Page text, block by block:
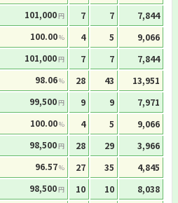
101,000円 7 7
7,844
100.00% 4 5
9,066
101,000円 7 7
7,844
98.06% 28 43
13,951
99,500円 9 9
7,971
100.00% 4 5
9,066
98,500円 28 29
3,966
96.57% 27 35
4,845
98,500円 10 10
8,038